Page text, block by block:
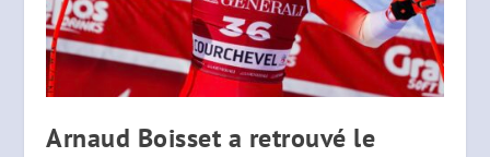
Arnaud Boisset a retrouvé le